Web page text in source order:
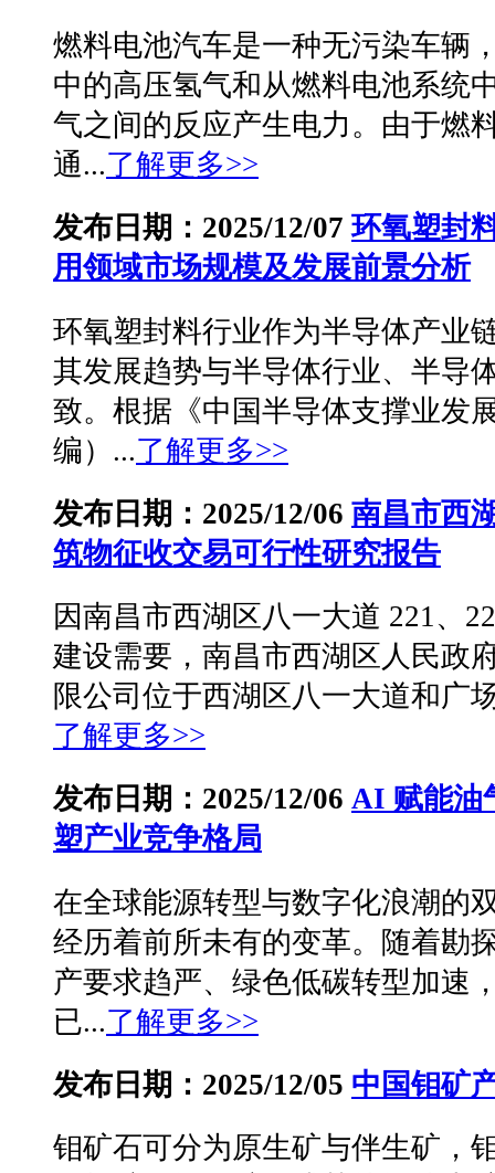
燃料电池汽车是一种无污染车辆
中的高压氢气和从燃料电池系统
气之间的反应产生电力。由于燃
通...了解更多>>
发布日期：2025/12/07 环氧塑封
用领域市场规模及发展前景分析
环氧塑封料行业作为半导体产业
其发展趋势与半导体行业、半导
致。根据《中国半导体支撑业发
编）...了解更多>>
发布日期：2025/12/06 南昌市西
筑物征收交易可行性研究报告
因南昌市西湖区八一大道 221、
建设需要，南昌市西湖区人民政
限公司位于西湖区八一大道和广
了解更多>>
发布日期：2025/12/06 AI 赋能油
塑产业竞争格局
在全球能源转型与数字化浪潮的
经历着前所未有的变革。随着勘
产要求趋严、绿色低碳转型加速
已...了解更多>>
发布日期：2025/12/05 中国钼矿
钼矿石可分为原生矿与伴生矿，